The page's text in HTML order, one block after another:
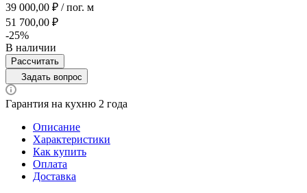
39 000,00 ₽ / пог. м
51 700,00 ₽
-25%
В наличии
Рассчитать
Задать вопрос
Гарантия на кухню 2 года
Описание
Характеристики
Как купить
Оплата
Доставка